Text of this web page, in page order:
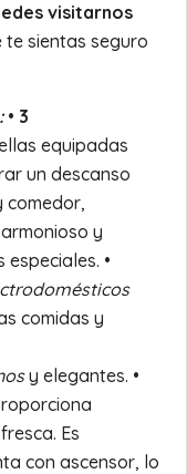
visitarnos
te sientas seguro
• 3
equipadas
un descanso
comedor,
y
•
comidas y
y elegantes. •
Es
con ascensor, lo